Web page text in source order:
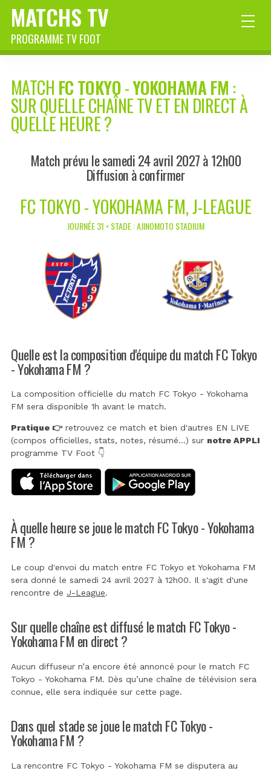
MATCHS TV
PROGRAMME TV FOOT
MATCH FC TOKYO-YOKOHAMA FM :
SUR QUELLE CHAÎNE TV ET EN DIRECT À
QUELLE HEURE ?
Match prévu le samedi 24 avril 2027 à 12h00
Diffusion à confirmer
FC TOKYO - YOKOHAMA FM, J-LEAGUE
JOURNÉE 31 • STADE : AJINOMOTO STADIUM
Quelle est la composition d'équipe du match FC Tokyo
- Yokohama FM ?
La composition officielle du match FC Tokyo - Yokohama
FM sera disponible 1h avant le match.
Pratique 👉retrouvez ce match et bien d'autres EN LIVE
(compos officielles, stats, notes, résumé...) sur notre APPLI
programme TV Foot 👇
À quelle heure se joue le match FC Tokyo - Yokohama
FM ?
Le coup d'envoi du match entre FC Tokyo et Yokohama FM
sera donné le samedi 24 avril 2027 à 12h00. Il s'agit d'une
rencontre de J-League.
Sur quelle chaîne est diffusé le match FC Tokyo -
Yokohama FM en direct ?
Aucun diffuseur n’a encore été annoncé pour le match FC
Tokyo - Yokohama FM. Dès qu’une chaîne de télévision sera
connue, elle sera indiquée sur cette page.
Dans quel stade se joue le match FC Tokyo -
Yokohama FM ?
La rencontre FC Tokyo - Yokohama FM se disputera au